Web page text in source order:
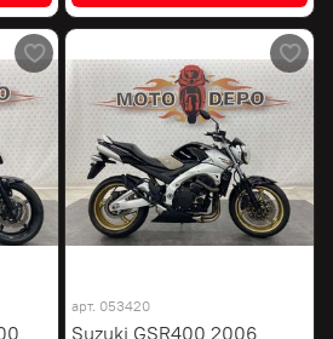
арт. 053420
Suzuki GSR400 2006